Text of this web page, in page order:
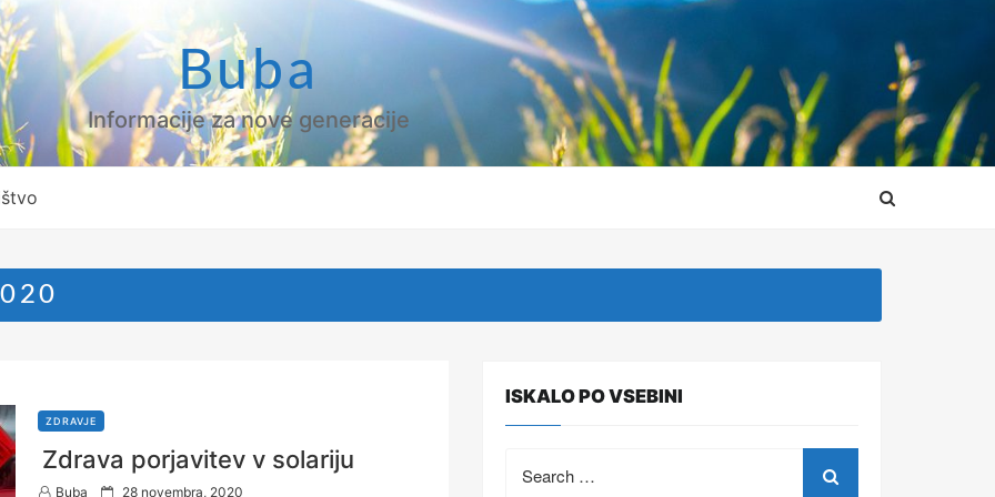
Buba
Informacije za nove generacije
ZDRAVJE
Zdrava porjavitev v solariju
Buba
P 28 novembra, 2020
ISKALO PO VSEBINI
for: